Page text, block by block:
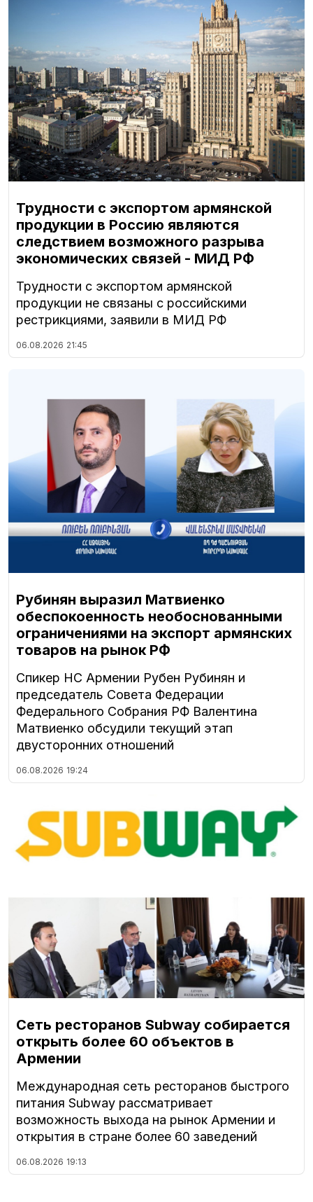
Трудности с экспортом армянской
продукции в Россию являются
следствием возможного разрыва
экономических связей - МИД РФ
Трудности с экспортом армянской
продукции не связаны с российскими
рестрикциями, заявили в МИД РФ
06.08.2026 21:45
Рубинян выразил Матвиенко
обеспокоенность необоснованными
ограничениями на экспорт армянских
товаров на рынок РФ
Спикер НС Армении Рубен Рубинян и
председатель Совета Федерации
Федерального Собрания РФ Валентина
Матвиенко обсудили текущий этап
двусторонних отношений
06.08.2026 19:24
Сеть ресторанов Subway собирается
открыть более 60 объектов в
Армении
Международная сеть ресторанов быстрого
питания Subway рассматривает
возможность выхода на рынок Армении и
открытия в стране более 60 заведений
06.08.2026 19:13